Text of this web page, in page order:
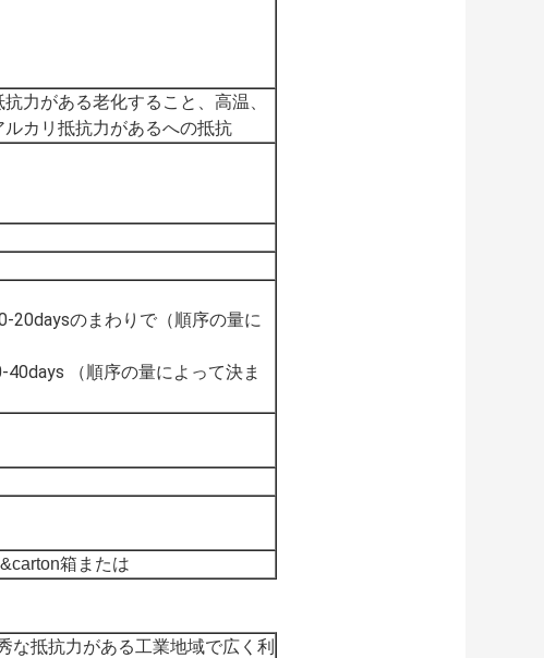
力がある老化すること、高温、
カリ抵抗力があるへの抵抗
20daysのまわりで（順序の量に
（順序の量によって決ま
箱または
な抵抗力がある工業地域で広く利